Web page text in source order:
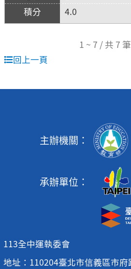
4.0
1 ~ 7 / 共 7
回上一頁
主辦機關：
承辦單位：
113全中運執委會
地址：110204臺北市信義區市